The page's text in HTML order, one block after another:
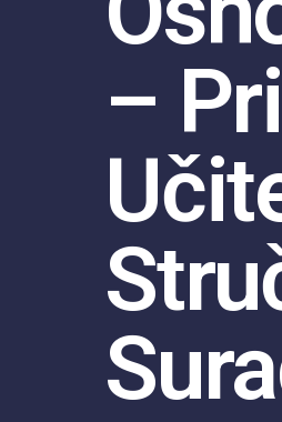
–